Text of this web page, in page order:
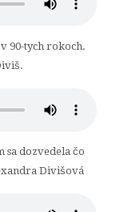
90-tych rokoch.
sa dozvedela čo
Divišová